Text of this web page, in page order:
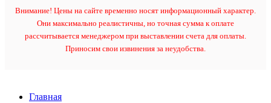
Внимание! Цены на сайте временно носят информационный характер.
Они максимально реалистичны, но точная сумма к оплате
рассчитывается менеджером при выставлении счета для оплаты.
Приносим свои извинения за неудобства.
Главная